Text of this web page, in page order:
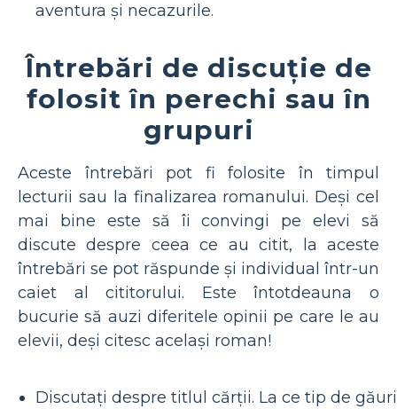
aventura și necazurile.
Întrebări de discuție de
folosit în perechi sau în
grupuri
Aceste întrebări pot fi folosite în timpul
lecturii sau la finalizarea romanului. Deși cel
mai bine este să îi convingi pe elevi să
discute despre ceea ce au citit, la aceste
întrebări se pot răspunde și individual într-un
caiet al cititorului. Este întotdeauna o
bucurie să auzi diferitele opinii pe care le au
elevii, deși citesc același roman!
Discutați despre titlul cărții. La ce tip de găuri